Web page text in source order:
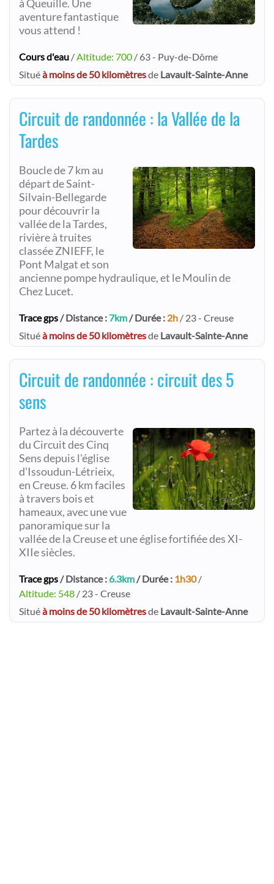
à Queuille. Une
aventure fantastique
vous attend !
Cours d'eau /Altitude: 700 / 63 - Puy-de-Dôme
Situéà moins de 50 kilomètresde Lavault-Sainte-Anne
Circuit de randonnée : la Vallée de la
Tardes
Boucle de 7 km au
départ de Saint-
Silvain-Bellegarde
pour découvrir la
vallée de la Tardes,
rivière à truites
classée ZNIEFF, le
Pont Malgat et son
ancienne pompe hydraulique, et le Moulin de
Chez Lucet.
Trace gps/ Distance : 7km/ Durée : 2h / 23 - Creuse
Situéà moins de 50 kilomètresde Lavault-Sainte-Anne
Circuit de randonnée : circuit des 5
sens
Partez à la découverte
du Circuit des Cinq
Sens depuis l'église
d'Issoudun-Létrieix,
en Creuse. 6 km faciles
à travers bois et
hameaux, avec une vue
panoramique sur la
vallée de la Creuse et une église fortifiée des XI-
XIIe siècles.
Trace gps/ Distance : 6.3km/ Durée : 1h30/
Altitude: 548 / 23 - Creuse
Situéà moins de 50 kilomètresde Lavault-Sainte-Anne